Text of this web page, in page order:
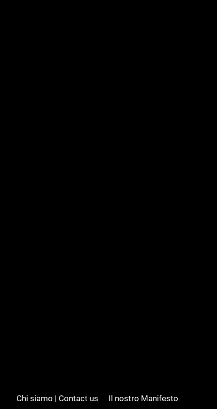
Chi siamo | Contact us Il nostro Manifesto